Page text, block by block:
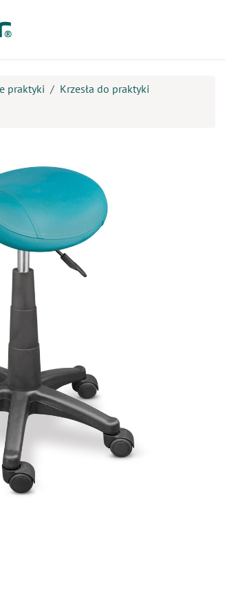
praktyki
Krzesła do praktyki